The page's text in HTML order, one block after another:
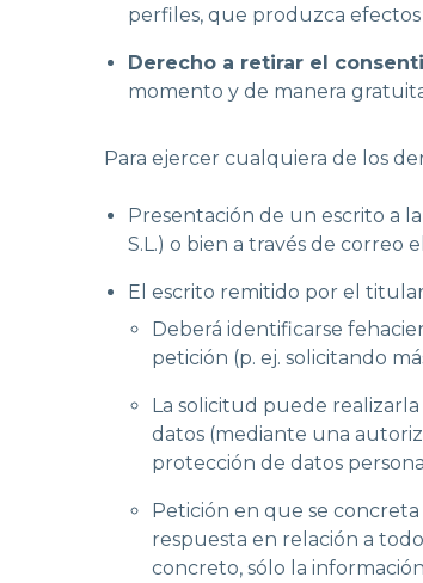
perfiles, que produzca
Derecho a retirar el
momento y de manera
Para ejercer cualquiera de los
Presentación de un escrito a
S.L.) o bien a través de
El escrito remitido por el
Deberá identificarse
petición (p. ej. solicitando
La solicitud puede
datos (mediante una
protección de datos
Petición en que se
respuesta en relación a
concreto, sólo la